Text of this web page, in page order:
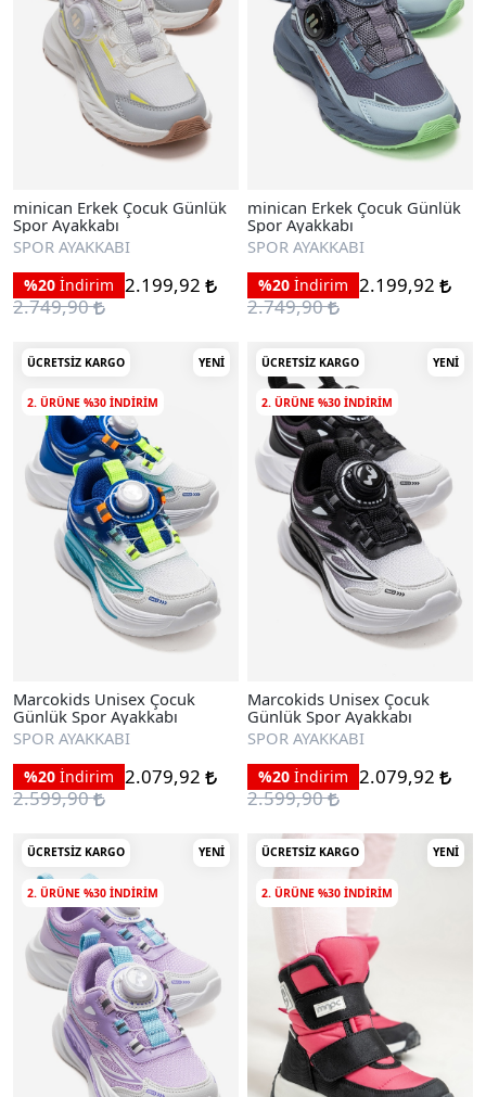
minican Erkek Çocuk Günlük
Spor Ayakkabı
SPOR AYAKKABI
%20 İndirim 2.199,92
2.749,90
minican Erkek Çocuk Günlük
Spor Ayakkabı
SPOR AYAKKABI
%20 İndirim 2.199,92
2.749,90
ÜCRETSIZ KARGO YENI
2. ÜRÜNE %30 INDIRIM
Marcokids Unisex Çocuk
Günlük Spor Ayakkabı
SPOR AYAKKABI
%20 İndirim
2.079,92
2.599,90
ÜCRETSIZ KARGO YENI
2. ÜRÜNE %30 INDIRIM
Marcokids Unisex Çocuk
Günlük Spor Ayakkabı
SPOR AYAKKABI
%20 İndirim
2.079,92
2.599,90
ÜCRETSIZ KARGO YENI
2. ÜRÜNE %30 INDIRIM
ÜCRETSIZ KARGO YENI
2. ÜRÜNE %30 INDIRIM